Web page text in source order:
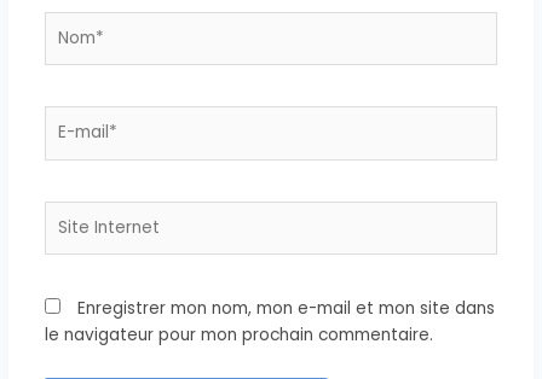
mail*
Internet
Enregistrer mon nom, mon e-mail et mon site dans
le navigateur pour mon prochain commentaire.